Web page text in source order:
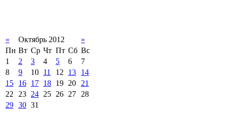
« Октябрь 2012
»
Пн Вт Ср Чт Пт Сб Вс
1
2 3 4 5 6
7
8
9 10 11 12 13
14
15
16 17 18 19 20 21
22 23 24 25 26 27 28
29 30 31